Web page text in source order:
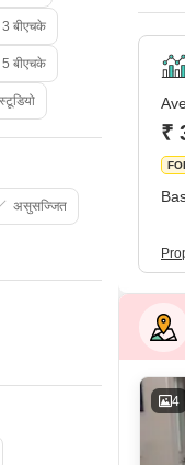
₹
4
3 बीएचके
5 बीएचके
स्टूडियो
असुसज्जित